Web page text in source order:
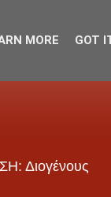
Διογένους
MORE GOT